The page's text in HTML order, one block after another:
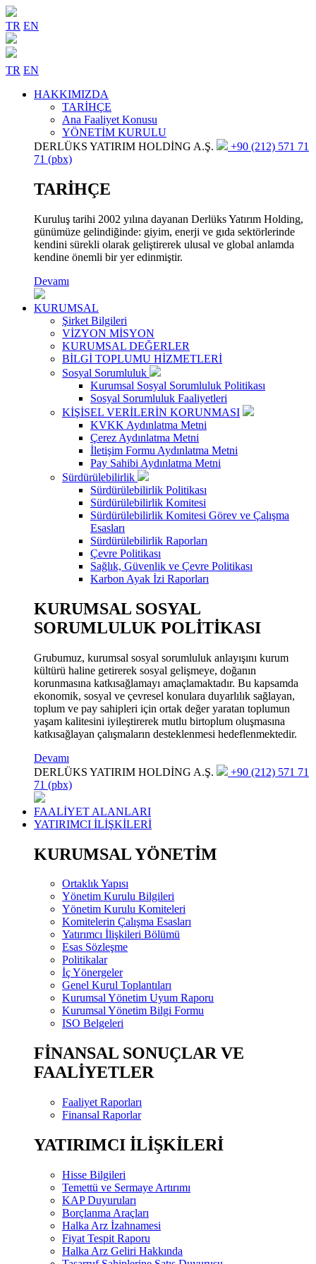
TR EN
TR EN
HAKKIMIZDA
TARİHÇE
Ana Faaliyet Konusu
YÖNETİM KURULU
DERLÜKS YATIRIM HOLDİNG A.Ş.
+90 (212) 571 71
71 (pbx)
TARİHÇE
Kuruluş tarihi 2002 yılına dayanan Derlüks Yatırım Holding,
günümüze gelindiğinde: giyim, enerji ve gıda sektörlerinde
kendini sürekli olarak geliştirerek ulusal ve global anlamda
kendine önemli bir yer edinmiştir.
Devamı
KURUMSAL
Şirket Bilgileri
VİZYON MİSYON
KURUMSAL DEĞERLER
BİLGİ TOPLUMU HİZMETLERİ
Sosyal Sorumluluk
Kurumsal Sosyal Sorumluluk Politikası
Sosyal Sorumluluk Faaliyetleri
KİŞİSEL VERİLERİN KORUNMASI
KVKK Aydınlatma Metni
Çerez Aydınlatma Metni
İletişim Formu Aydınlatma Metni
Pay Sahibi Aydınlatma Metni
Sürdürülebilirlik
Sürdürülebilirlik Politikası
Sürdürülebilirlik Komitesi
Sürdürülebilirlik Komitesi Görev ve Çalışma
Esasları
Sürdürülebilirlik Raporları
Çevre Politikası
Sağlık, Güvenlik ve Çevre Politikası
Karbon Ayak İzi Raporları
KURUMSAL SOSYAL
SORUMLULUK POLİTİKASI
Grubumuz, kurumsal sosyal sorumluluk anlayışını kurum
kültürü haline getirerek sosyal gelişmeye, doğanın
korunmasına katkısağlamayı amaçlamaktadır. Bu kapsamda
ekonomik, sosyal ve çevresel konulara duyarlılık sağlayan,
toplum ve pay sahipleri için ortak değer yaratan toplumun
yaşam kalitesini iyileştirerek mutlu birtoplum oluşmasına
katkısağlayan çalışmaların desteklenmesi hedeflenmektedir.
Devamı
DERLÜKS YATIRIM HOLDİNG A.Ş.
+90 (212) 571 71
71 (pbx)
FAALİYET ALANLARI
YATIRIMCI İLİŞKİLERİ
KURUMSAL YÖNETİM
Ortaklık Yapısı
Yönetim Kurulu Bilgileri
Yönetim Kurulu Komiteleri
Komitelerin Çalışma Esasları
Yatırımcı İlişkileri Bölümü
Esas Sözleşme
Politikalar
İç Yönergeler
Genel Kurul Toplantıları
Kurumsal Yönetim Uyum Raporu
Kurumsal Yönetim Bilgi Formu
ISO Belgeleri
FİNANSAL SONUÇLAR VE
FAALİYETLER
Faaliyet Raporları
Finansal Raporlar
YATIRIMCI İLİŞKİLERİ
Hisse Bilgileri
Temettü ve Sermaye Artırımı
KAP Duyuruları
Borçlanma Araçları
Halka Arz İzahnamesi
Fiyat Tespit Raporu
Halka Arz Geliri Hakkında